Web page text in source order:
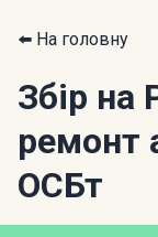
⬅️ На головну
Збір на
ремонт
ОСБт